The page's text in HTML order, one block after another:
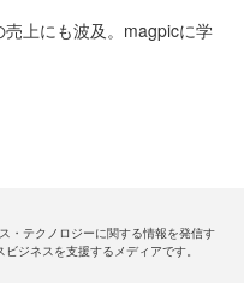
上にも波及。magpicに学
・テクノロジーに関する情報を発信す
ジネスを支援するメディアです。